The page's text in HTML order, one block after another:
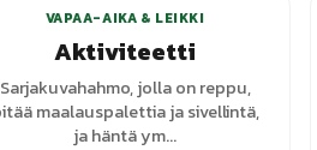
VAPAA-AIKA & LEIKKI
Aktiviteetti
Sarjakuvahahmo, jolla on reppu,
maalauspalettia ja sivellintä,
ja häntä ym...